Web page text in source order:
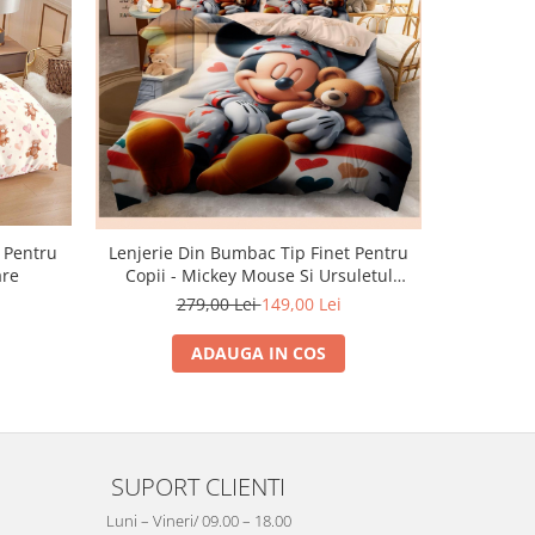
Lenjerie Din Bumbac Tip Finet Pentru
Copii - Mickey Mouse Si Ursuletul
Somnoros
279,00 Lei149,00 Lei
ADAUGA IN COS
SUPORT CLIENTI
Luni – Vineri/ 09.00 – 18.00